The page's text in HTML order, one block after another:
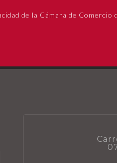
de la Cámara de Comercio